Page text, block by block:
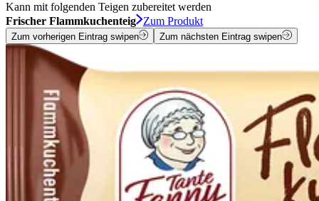
Kann mit folgenden Teigen zubereitet werden
Frischer Flammkuchenteig
Zum Produkt
Zum vorherigen Eintrag swipen Zum nächsten Eintrag swipen